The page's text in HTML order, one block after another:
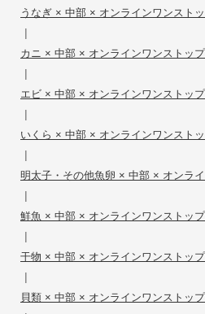
うなぎ × 中部 × オンラインワンスト
|
カニ × 中部 × オンラインワンストッ
|
エビ × 中部 × オンラインワンストッ
|
いくら × 中部 × オンラインワンスト
|
明太子・その他魚卵 × 中部 × オンラ
|
鮮魚 × 中部 × オンラインワンストッ
|
干物 × 中部 × オンラインワンストッ
|
貝類 × 中部 × オンラインワンストッ